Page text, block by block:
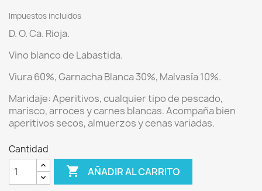
Impuestos incluidos
D. O. Ca. Rioja.
Vino blanco de Labastida.
Viura 60%, Garnacha Blanca 30%, Malvasía 10%.
Maridaje:Aperitivos, cualquier tipo de pescado,
marisco, arroces y carnes blancas.Acompaña bien
aperitivos secos, almuerzos y cenas variadas.
Cantidad
 AÑADIR AL CARRITO